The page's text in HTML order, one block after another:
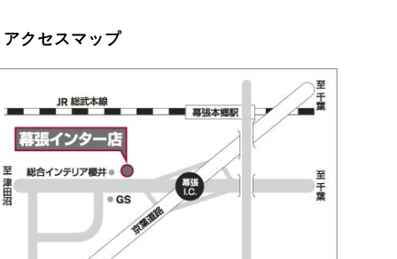
アクセスマップ